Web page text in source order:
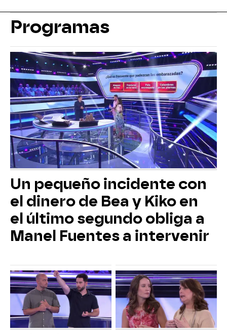
Programas
Un pequeño incidente con
el dinero de Bea y Kiko en
el último segundo obliga a
Manel Fuentes a intervenir